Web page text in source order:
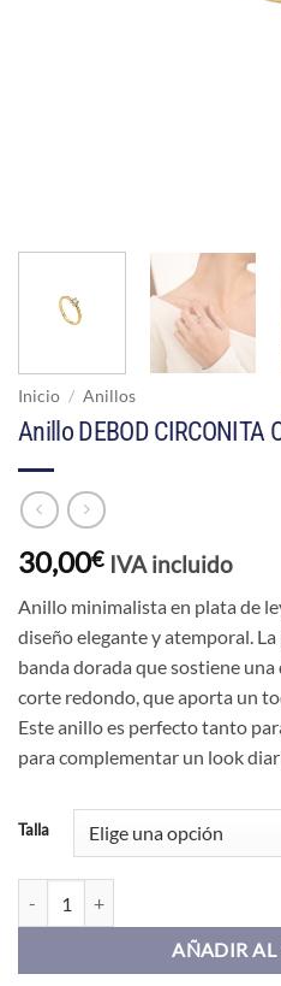
Inicio / Anillos
Anillo DEBOD CIRCONITA
30,00€ IVA incluido
Anillo minimalista en plata de
diseño elegante y atemporal.
banda dorada que sostiene
corte redondo, que aporta un
Este anillo es perfecto tanto
para complementar un look
Talla
AÑADIR AL